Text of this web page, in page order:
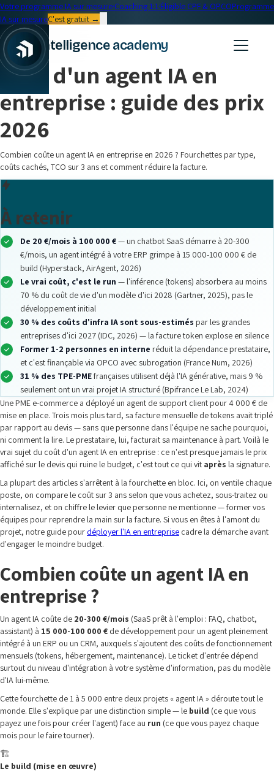
Votre programme IA sur mesure·Coaching 1:1·Éligible CPF & OPCOProgramme
IA sur mesureC'est gratuit →
intelligence academy
← Blog
IA Entreprise• 20 min read
Coût d'un agent IA en
entreprise : guide des prix
2026
Combien coûte un agent IA en entreprise en 2026 ? Fourchettes par type,
coûts cachés, TCO sur 3 ans et comment réduire la facture.
À retenir
De 20 €/mois à 100 000 €— un chatbot SaaS démarre à 20-300
€/mois, un agent intégré à votre ERP grimpe à 15 000-100 000 € de
build (Hyperstack, AirAgent, 2026)
Le vrai coût, c'est le run — l'inférence (tokens) absorbera au moins
70 % du coût de vie d'un modèle d'ici 2028 (Gartner, 2025), pas le
développement initial
30 % des coûts d'infra IA sont sous-estimés par les grandes
entreprises d'ici 2027 (IDC, 2026) — la facture token explose en silence
Former 1-2 personnes en interne réduit la dépendance prestataire,
et c'est finançable via OPCO avec subrogation (France Num, 2026)
31 % des TPE-PMEfrançaises utilisent déjà l'IA générative, mais 9 %
seulement ont un vrai projet IA structuré (Bpifrance Le Lab, 2024)
Une PME e-commerce a déployé un agent de support client pour 4 000 € de
mise en place. Trois mois plus tard, sa facture mensuelle de tokens avait triplé
par rapport au devis — sans que personne dans l'équipe ne sache pourquoi,
ni comment la lire. Le prestataire, lui, facturait sa maintenance à part. Voilà le
vrai sujet du coût d'un agent IA en entreprise : ce n'est presque jamais le prix
affiché sur le devis qui ruine le budget, c'est tout ce qui vit après la signature.
La plupart des articles s'arrêtent à la fourchette en bloc. Ici, on ventile chaque
poste, on compare le coût sur 3 ans selon que vous achetez, sous-traitez ou
internalisez, et on chiffre le levier que personne ne mentionne — former vos
équipes pour reprendre la main sur la facture. Si vous en êtes à l'amont du
projet, notre guide pour déployer l'IA en entreprise cadre la démarche avant
d'engager le moindre budget.
Combien coûte un agent IA en
entreprise ?
Un agent IA coûte de 20-300 €/mois (SaaS prêt à l'emploi : FAQ, chatbot,
assistant) à 15 000-100 000 € de développement pour un agent pleinement
intégré à un ERP ou un CRM, auxquels s'ajoutent des coûts de fonctionnement
mensuels (tokens, hébergement, maintenance). Le ticket d'entrée dépend
surtout du niveau d'intégration à votre système d'information, pas du modèle
d'IA lui-même.
Cette fourchette de 1 à 5 000 entre deux projets « agent IA » déroute tout le
monde. Elle s'explique par une distinction simple — le build (ce que vous
payez une fois pour créer l'agent) face au run (ce que vous payez chaque
mois pour le faire tourner).
🏗️
Le build (mise en œuvre)